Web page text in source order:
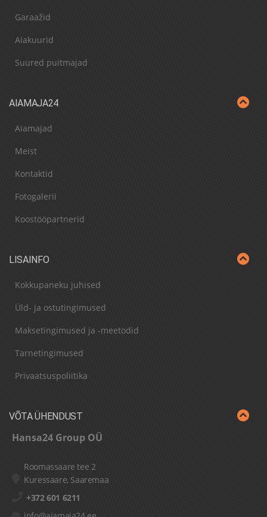
Garaažid
Aiakuurid
Suured puitmajad
AIAMAJA24
Aiamajad
Meist
Kontaktid
Fotogalerii
Koostööpartnerid
LISAINFO
Kokkupaneku juhised
Üld- ja ostutingimused
Maksetingimused ja -meetodid
Tarnetingimused
Privaatsuspoliitika
VÕTA ÜHENDUST
Hansa24 Group OÜ
Roomassaare tee 2
Kuressaare, Saaremaa
+372 601 6211